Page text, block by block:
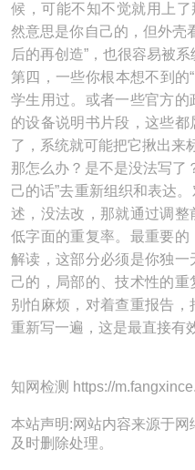
候，可能不知不觉就用上了
然意思是你自己的，但外壳
后的再创造”，也很容易被系
第四，一些你根本想不到的
学生用过。或者一些官方的
的设备说明书片段，这些
了，系统就可能把它揪出来
那怎么办？是不是没法写了
己的话”去重新组织和表达
述，没法改，那就通过调
低字面的重复率。最重要
解读，这部分必须是你独
己的，局部的、技术性的重
别怕麻烦，对着查重报告
重新写一遍，这是最直接有
知网检测 https://
本站声明:网站内容来源于
及时删除处理。